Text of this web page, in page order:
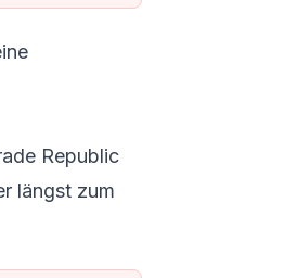
Republic
längst zum